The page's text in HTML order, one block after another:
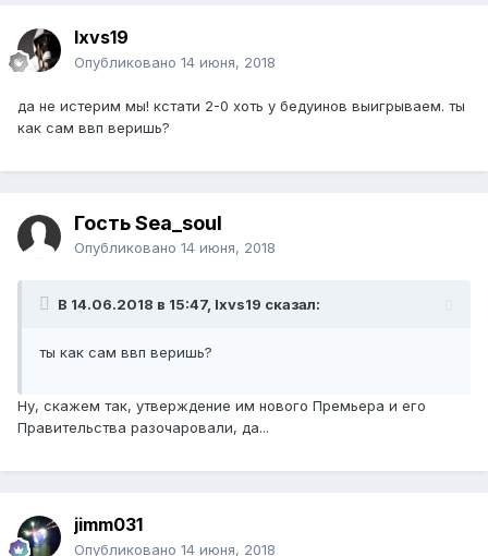
lxvs19
Опубликовано 14 июня, 2018
да не истерим мы! кстати 2-0 хоть у бедуинов выигрываем. ты
как сам ввп веришь?
Гость Sea_soul
Опубликовано 14 июня, 2018
В 14.06.2018 в 15:47, lxvs19 сказал:
ты как сам ввп веришь?
Ну, скажем так, утверждение им нового Премьера и его
Правительства разочаровали, да...
jimm031
Опубликовано 14 июня, 2018